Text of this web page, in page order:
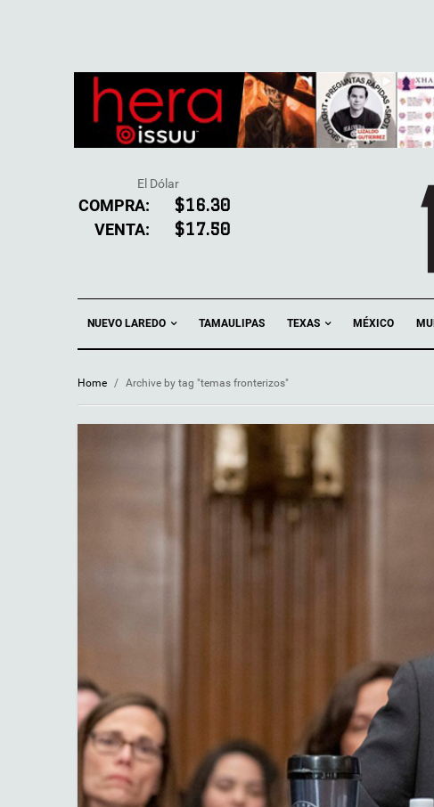
El Dólar
COMPRA: $16.30
VENTA: $17.50
NUEVO LAREDO TAMAULIPAS TEXAS MÉXICO
Home / Archive by tag "temas fronterizos"